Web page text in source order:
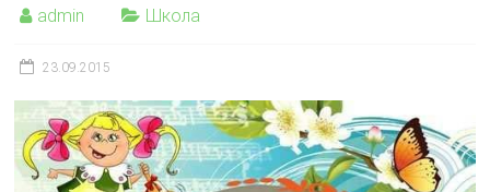
admin Школа
23.09.2015